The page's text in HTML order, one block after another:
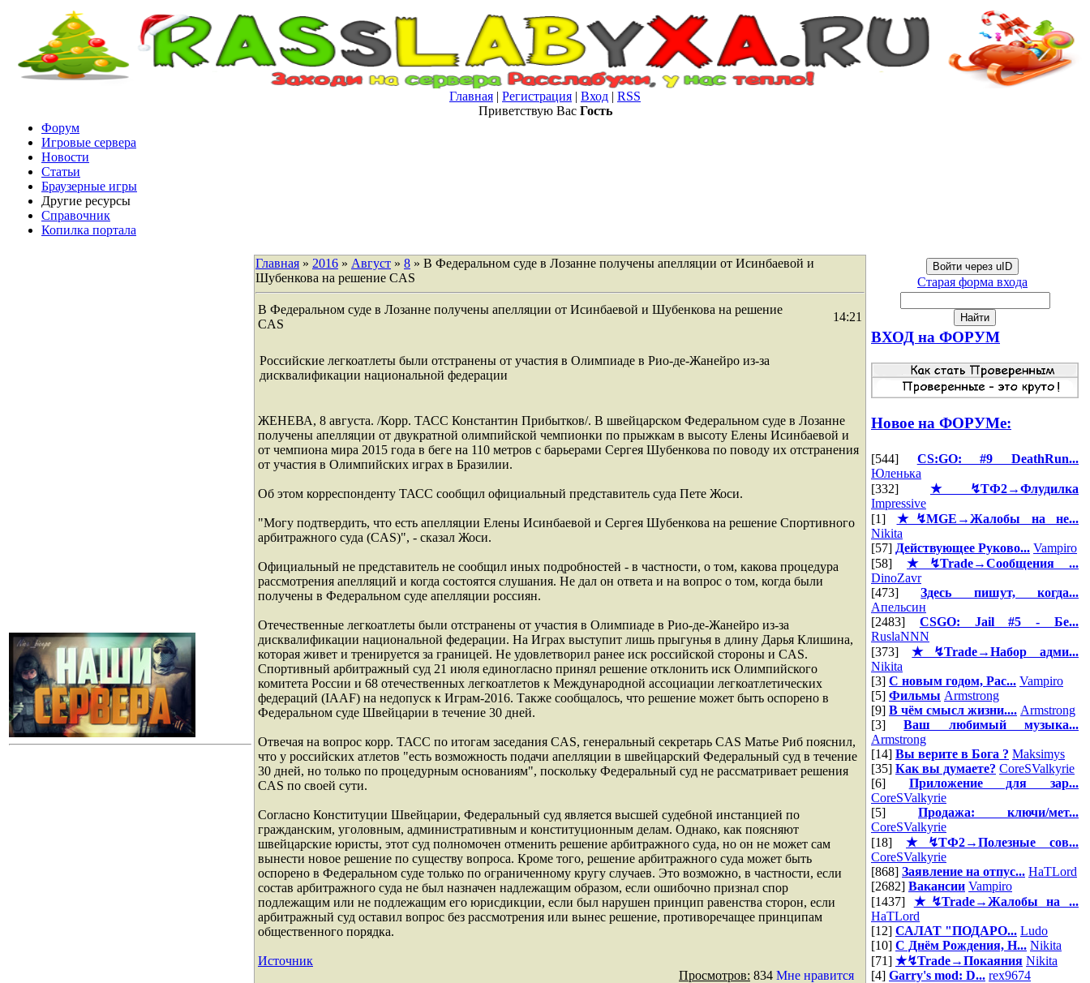
Главная | Регистрация | Вход | RSS
Приветствую Вас Гость
Форум
Игровые сервера
Новости
Статьи
Браузерные игры
Другие ресурсы
Справочник
Копилка портала
Главная » 2016 » Август » 8 » В Федеральном суде в Лозанне получены апелляции от Исинбаевой и
Шубенкова на решение CAS
В Федеральном суде в Лозанне получены апелляции от Исинбаевой и Шубенкова на решение
CAS
14:21
Российские легкоатлеты были отстранены от участия в Олимпиаде в Рио-де-Жанейро из-за
дисквалификации национальной федерации
ЖЕНЕВА, 8 августа. /Корр. ТАСС Константин Прибытков/. В швейцарском Федеральном суде в Лозанне
получены апелляции от двукратной олимпийской чемпионки по прыжкам в высоту Елены Исинбаевой и
от чемпиона мира 2015 года в беге на 110 метров с барьерами Сергея Шубенкова по поводу их отстранения
от участия в Олимпийских играх в Бразилии.
Об этом корреспонденту ТАСС сообщил официальный представитель суда Пете Жоси.
"Могу подтвердить, что есть апелляции Елены Исинбаевой и Сергея Шубенкова на решение Спортивного
арбитражного суда (CAS)", - сказал Жоси.
Официальный не представитель не сообщил иных подробностей - в частности, о том, какова процедура
рассмотрения апелляций и когда состоятся слушания. Не дал он ответа и на вопрос о том, когда были
получены в Федеральном суде апелляции россиян.
Отечественные легкоатлеты были отстранены от участия в Олимпиаде в Рио-де-Жанейро из-за
дисквалификации национальной федерации. На Играх выступит лишь прыгунья в длину Дарья Клишина,
которая живет и тренируется за границей. Не удовлетворил ранее иск российской стороны и CAS.
Спортивный арбитражный суд 21 июля единогласно принял решение отклонить иск Олимпийского
комитета России и 68 отечественных легкоатлетов к Международной ассоциации легкоатлетических
федераций (IAAF) на недопуск к Играм-2016. Также сообщалось, что решение может быть оспорено в
Федеральном суде Швейцарии в течение 30 дней.
Отвечая на вопрос корр. ТАСС по итогам заседания CAS, генеральный секретарь CAS Матье Риб пояснил,
что у российских атлетов "есть возможность подачи апелляции в швейцарский Федеральный суд в течение
30 дней, но только по процедурным основаниям", поскольку Федеральный суд не рассматривает решения
CAS по своей сути.
Согласно Конституции Швейцарии, Федеральный суд является высшей судебной инстанцией по
гражданским, уголовным, административным и конституционным делам. Однако, как поясняют
швейцарские юристы, этот суд полномочен отменить решение арбитражного суда, но он не может сам
вынести новое решение по существу вопроса. Кроме того, решение арбитражного суда может быть
оспорено в Федеральном суде только по ограниченному кругу случаев. Это возможно, в частности, если
состав арбитражного суда не был назначен надлежащим образом, если ошибочно признал спор
подлежащим или не подлежащим его юрисдикции, если был нарушен принцип равенства сторон, если
арбитражный суд оставил вопрос без рассмотрения или вынес решение, противоречащее принципам
общественного порядка.
Источник
Просмотров: 834 Мне нравится
Войти через uID
Старая форма входа
ВХОД на ФОРУМ
Новое на ФОРУМе:
[544] CS:GO: #9 DeathRun...
Юленька
[332] ★↯ТФ2→Флудилка
Impressive
[1] ★↯MGE→Жалобы на не...
Nikita
[57] Действующее Руково... Vampiro
[58] ★↯Trade→Сообщения ...
DinoZavr
[473]Здесь пишут, когда...
Апельсин
[2483] CSGO: Jail #5 - Бе...
RuslaNNN
[373]★↯Trade→Набор адми...
Nikita
[3] С новым годом, Рас... Vampiro
[5] Фильмы Armstrong
[9] В чём смысл жизни.... Armstrong
[3]Ваш любимый музыка...
Armstrong
[14] Вы верите в Бога ? Maksimys
[35] Как вы думаете? CoreSValkyrie
[6] Приложение для зар...
CoreSValkyrie
[5] Продажа: ключи/мет...
CoreSValkyrie
[18] ★↯ТФ2→Полезные сов...
CoreSValkyrie
[868] Заявление на отпус... HaTLord
[2682] Вакансии Vampiro
[1437] ★↯Trade→Жалобы на ...
HaTLord
[12] САЛАТ "ПОДАРО... Ludo
[10] С Днём Рождения, Н... Nikita
[71] ★↯Trade→Покаяния Nikita
[4] Garry's mod: D... rex9674